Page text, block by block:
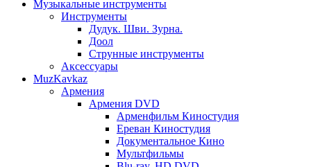
Музыкальные инструменты
Инструменты
Дудук. Шви. Зурна.
Доол
Струнные инструменты
Аксессуары
MuzKavkaz
Армения
Армения DVD
Арменфильм Киностудия
Ереван Киностудия
Документальное Кино
Мультфильмы